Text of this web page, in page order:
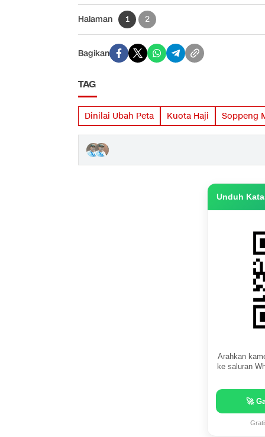
Halaman 1 2
Bagikan
TAG
Dinilai Ubah Peta Kuota Haji Soppeng
Unduh
Arahkan
ke saluran
🚀